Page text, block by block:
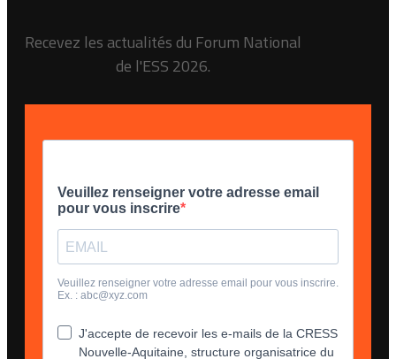
Recevez les actualités du Forum National
de l'ESS 2026.